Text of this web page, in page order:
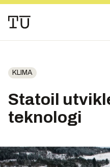
KLIMA
Statoil
teknologi